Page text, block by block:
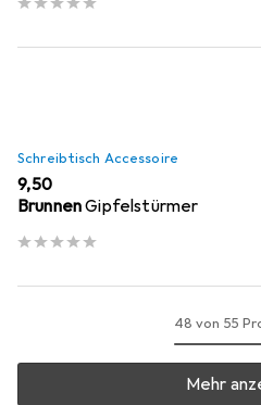
Schreibtisch Accessoire
EUR
9,50
BrunnenGipfelstürmer
48 von 55
Mehr